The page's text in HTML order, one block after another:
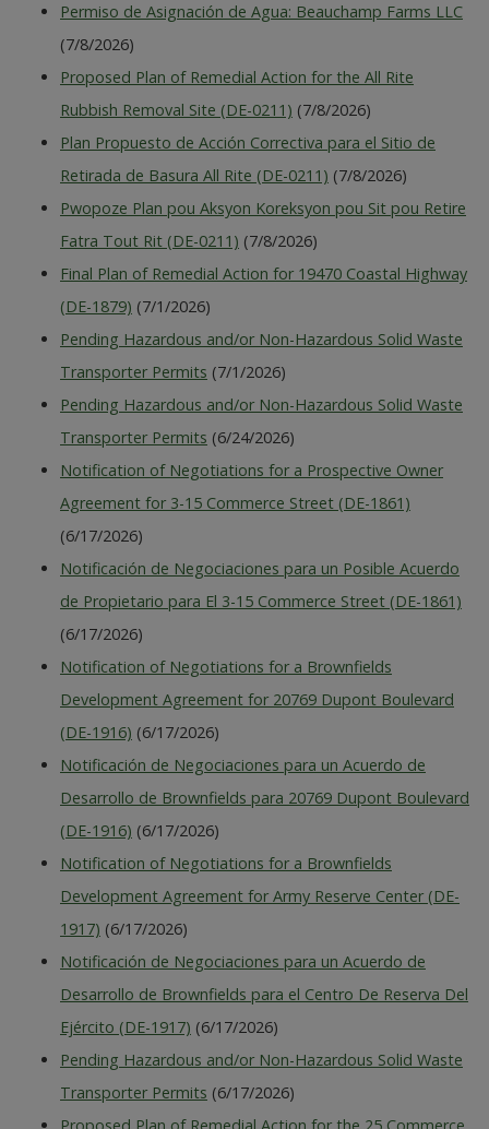
Permiso de Asignación de Agua: Beauchamp Farms LLC
(7/8/2026)
Proposed Plan of Remedial Action for the All Rite
Rubbish Removal Site (DE-0211) (7/8/2026)
Plan Propuesto de Acción Correctiva para el Sitio de
Retirada de Basura All Rite (DE-0211) (7/8/2026)
Pwopoze Plan pou Aksyon Koreksyon pou Sit pou Retire
Fatra Tout Rit (DE-0211) (7/8/2026)
Final Plan of Remedial Action for 19470 Coastal Highway
(DE-1879) (7/1/2026)
Pending Hazardous and/or Non-Hazardous Solid Waste
Transporter Permits (7/1/2026)
Pending Hazardous and/or Non-Hazardous Solid Waste
Transporter Permits (6/24/2026)
Notification of Negotiations for a Prospective Owner
Agreement for 3-15 Commerce Street (DE-1861)
(6/17/2026)
Notificación de Negociaciones para un Posible Acuerdo
de Propietario para El 3-15 Commerce Street (DE-1861)
(6/17/2026)
Notification of Negotiations for a Brownfields
Development Agreement for 20769 Dupont Boulevard
(DE-1916) (6/17/2026)
Notificación de Negociaciones para un Acuerdo de
Desarrollo de Brownfields para 20769 Dupont Boulevard
(DE-1916) (6/17/2026)
Notification of Negotiations for a Brownfields
Development Agreement for Army Reserve Center (DE-
1917) (6/17/2026)
Notificación de Negociaciones para un Acuerdo de
Desarrollo de Brownfields para el Centro De Reserva Del
Ejército (DE-1917) (6/17/2026)
Pending Hazardous and/or Non-Hazardous Solid Waste
Transporter Permits (6/17/2026)